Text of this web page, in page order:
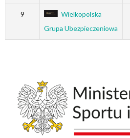
9
Wielkopolska
Grupa Ubezpieczeniowa